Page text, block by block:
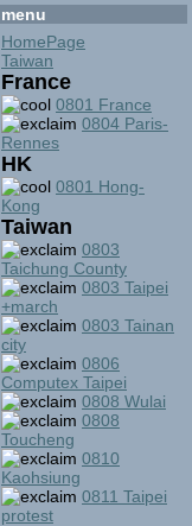
menu
HomePage
Taiwan
France
0801 France
0804 Paris-
Rennes
HK
0801 Hong-
Kong
Taiwan
0803
Taichung County
0803 Taipei
+march
0803 Tainan
city
0806
Computex Taipei
0808 Wulai
0808
Toucheng
0810
Kaohsiung
0811 Taipei
protest